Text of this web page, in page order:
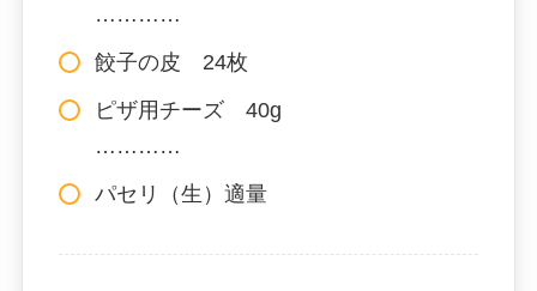
…………
餃子の皮 24枚
ピザ用チーズ 40g
…………
パセリ（生）適量